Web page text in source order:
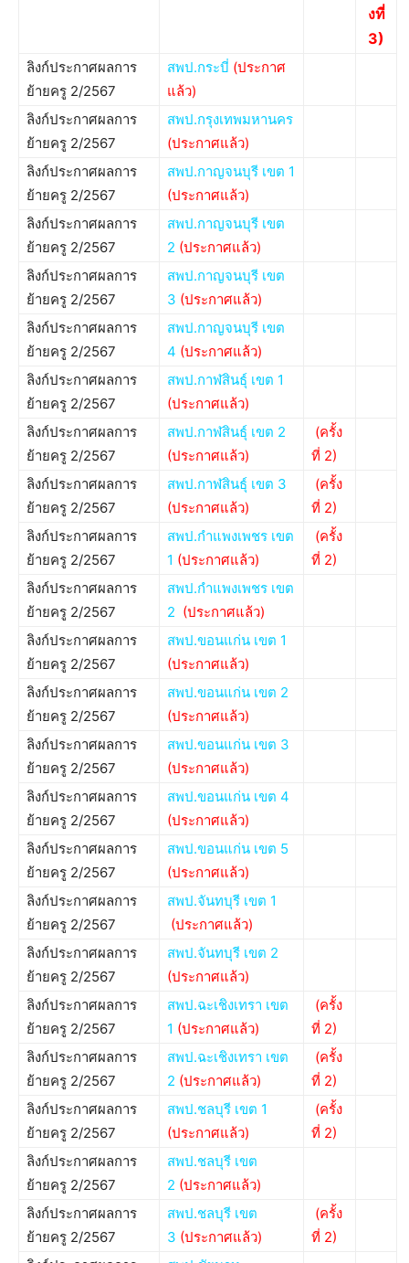
งที่
3)
ลิงก์ประกาศผลการ
ย้ายครู 2/2567
สพป.กระบี่ (ประกาศ
แล้ว)
ลิงก์ประกาศผลการ
ย้ายครู 2/2567
สพป.กรุงเทพมหานคร
(ประกาศแล้ว)
ลิงก์ประกาศผลการ
ย้ายครู 2/2567
สพป.กาญจนบุรี เขต 1
(ประกาศแล้ว)
ลิงก์ประกาศผลการ
ย้ายครู 2/2567
สพป.กาญจนบุรี เขต
2 (ประกาศแล้ว)
ลิงก์ประกาศผลการ
ย้ายครู 2/2567
สพป.กาญจนบุรี เขต
3 (ประกาศแล้ว)
ลิงก์ประกาศผลการ
ย้ายครู 2/2567
สพป.กาญจนบุรี เขต
4 (ประกาศแล้ว)
ลิงก์ประกาศผลการ
ย้ายครู 2/2567
สพป.กาฬสินธุ์ เขต 1
(ประกาศแล้ว)
ลิงก์ประกาศผลการ
ย้ายครู 2/2567
สพป.กาฬสินธุ์ เขต 2
(ประกาศแล้ว)
(ครั้ง
ที่ 2)
ลิงก์ประกาศผลการ
ย้ายครู 2/2567
สพป.กาฬสินธุ์ เขต 3
(ประกาศแล้ว)
(ครั้ง
ที่ 2)
ลิงก์ประกาศผลการ
ย้ายครู 2/2567
สพป.กำแพงเพชร เขต
1 (ประกาศแล้ว)
(ครั้ง
ที่ 2)
ลิงก์ประกาศผลการ
ย้ายครู 2/2567
สพป.กำแพงเพชร เขต
2 (ประกาศแล้ว)
ลิงก์ประกาศผลการ
ย้ายครู 2/2567
สพป.ขอนแก่น เขต 1
(ประกาศแล้ว)
ลิงก์ประกาศผลการ
ย้ายครู 2/2567
สพป.ขอนแก่น เขต 2
(ประกาศแล้ว)
ลิงก์ประกาศผลการ
ย้ายครู 2/2567
สพป.ขอนแก่น เขต 3
(ประกาศแล้ว)
ลิงก์ประกาศผลการ
ย้ายครู 2/2567
สพป.ขอนแก่น เขต 4
(ประกาศแล้ว)
ลิงก์ประกาศผลการ
ย้ายครู 2/2567
สพป.ขอนแก่น เขต 5
(ประกาศแล้ว)
ลิงก์ประกาศผลการ
ย้ายครู 2/2567
สพป.จันทบุรี เขต 1
(ประกาศแล้ว)
ลิงก์ประกาศผลการ
ย้ายครู 2/2567
สพป.จันทบุรี เขต 2
(ประกาศแล้ว)
ลิงก์ประกาศผลการ
ย้ายครู 2/2567
สพป.ฉะเชิงเทรา เขต
1 (ประกาศแล้ว)
(ครั้ง
ที่ 2)
ลิงก์ประกาศผลการ
ย้ายครู 2/2567
สพป.ฉะเชิงเทรา เขต
2 (ประกาศแล้ว)
(ครั้ง
ที่ 2)
ลิงก์ประกาศผลการ
ย้ายครู 2/2567
สพป.ชลบุรี เขต 1
(ประกาศแล้ว)
(ครั้ง
ที่ 2)
ลิงก์ประกาศผลการ
ย้ายครู 2/2567
สพป.ชลบุรี เขต
2 (ประกาศแล้ว)
ลิงก์ประกาศผลการ
ย้ายครู 2/2567
สพป.ชลบุรี เขต
3 (ประกาศแล้ว)
(ครั้ง
ที่ 2)